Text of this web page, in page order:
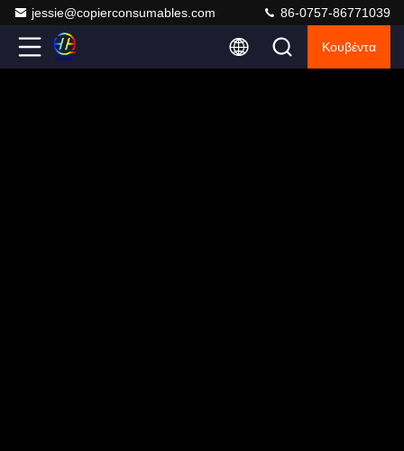
jessie@copierconsumables.com 86-0757-86771039
Κουβέντα